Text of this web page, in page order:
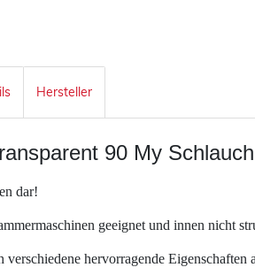
Hersteller
90 My
dar!
geeignet und innen nicht
hervorragende Eigenschaften